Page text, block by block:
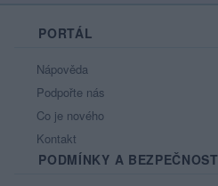
PORTÁL
Nápověda
Podpořte nás
Co je nového
Kontakt
PODMÍNKY A BEZPEČNOST